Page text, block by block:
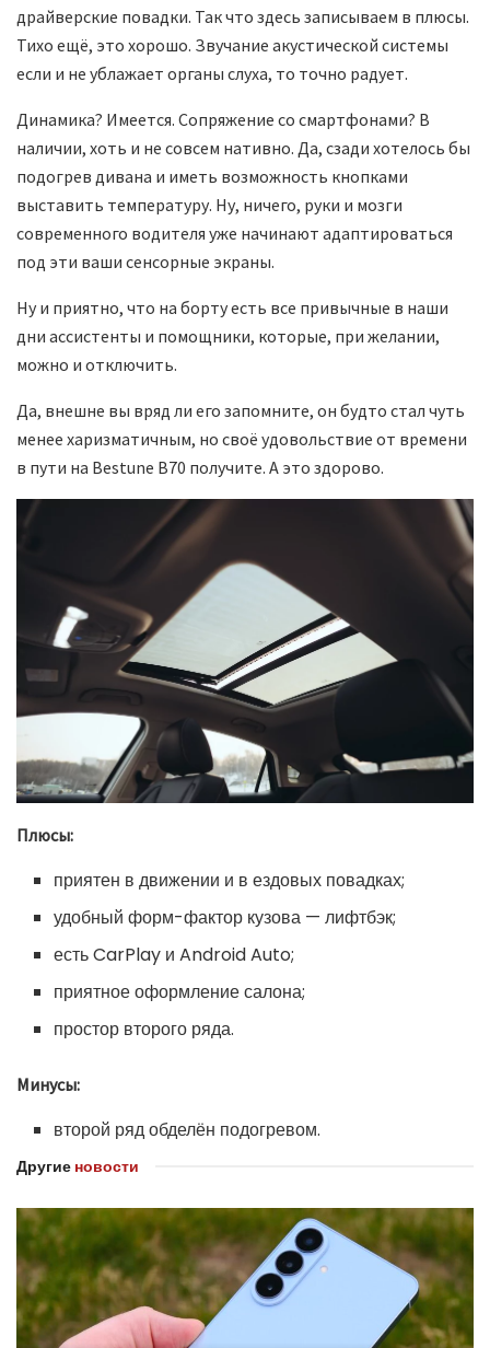
драйверские повадки. Так что здесь записываем в плюсы.
Тихо ещё, это хорошо. Звучание акустической системы
если и не ублажает органы слуха, то точно радует.
Динамика? Имеется. Сопряжение со смартфонами? В
наличии, хоть и не совсем нативно. Да, сзади хотелось бы
подогрев дивана и иметь возможность кнопками
выставить температуру. Ну, ничего, руки и мозги
современного водителя уже начинают адаптироваться
под эти ваши сенсорные экраны.
Ну и приятно, что на борту есть все привычные в наши
дни ассистенты и помощники, которые, при желании,
можно и отключить.
Да, внешне вы вряд ли его запомните, он будто стал чуть
менее харизматичным, но своё удовольствие от времени
в пути на Bestune B70 получите. А это здорово.
Плюсы:
приятен в движении и в ездовых повадках;
удобный форм-фактор кузова — лифтбэк;
есть CarPlay и Android Auto;
приятное оформление салона;
простор второго ряда.
Минусы:
второй ряд обделён подогревом.
Другие новости